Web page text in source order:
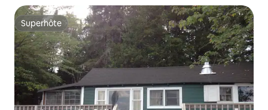
Superhôte
Superhôte